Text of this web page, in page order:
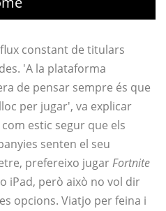
constant de titulars
'A la plataforma
de pensar sempre és que
per jugar', va explicar
estic segur que els
senten el seu
prefereixo jugarFortnite
iPad, però això no vol dir
opcions. Viatjo per feina i